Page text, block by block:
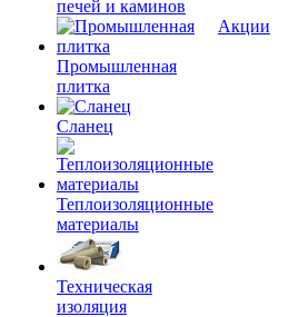
печей и каминов
Промышленная
плитка
Сланец
Теплоизоляционные
материалы
Техническая
изоляция
Акции